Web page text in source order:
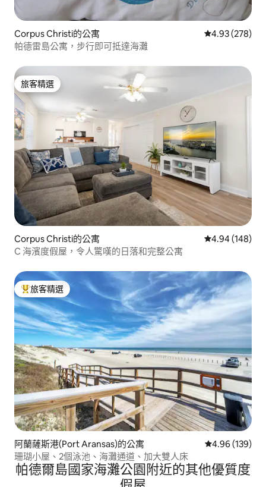
Corpus Christi的公寓 從 278 則評價
4.93 (278)
帕德雷島公寓，步行即可抵達海灘
旅客精選
旅客精選
Corpus Christi的公寓 從 148 則評價
4.94 (148)
C 海濱度假屋，令人驚嘆的日落和完整公寓
旅客精選榜首
旅客精選
阿蘭薩斯港(Port Aransas)的公寓 從 139 則評價
4.96 (139)
珊瑚小屋、2個泳池、海灘通道、加大雙人床
帕德爾島國家海灘公園附近的其他優質度